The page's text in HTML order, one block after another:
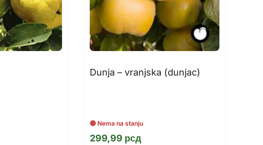
Dunja – vranjska (dunjac)
299,99 рсд